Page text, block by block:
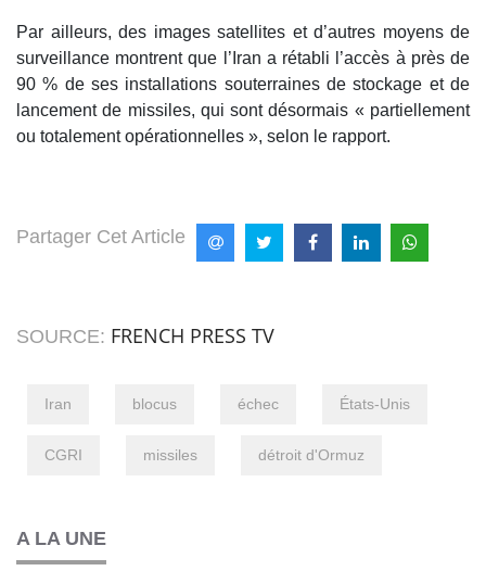
Par ailleurs, des images satellites et d’autres moyens de
surveillance montrent que l’Iran a rétabli l’accès à près de
90 % de ses installations souterraines de stockage et de
lancement de missiles, qui sont désormais « partiellement
ou totalement opérationnelles », selon le rapport.
Partager Cet Article
SOURCE: FRENCH PRESS TV
Iran blocus échec États-Unis
CGRI missiles détroit d'Ormuz
A LA UNE